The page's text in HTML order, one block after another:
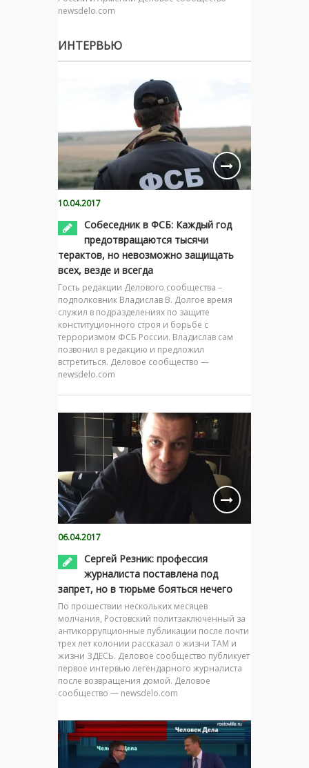
newsdelo.com
ИНТЕРВЬЮ
10.04.2017
Собеседник в ФСБ: Каждый год
предотвращаются тысячи
терактов, но невозможно защищать
всех, везде и всегда
Гость редакции Делового сообщества –
подполковник Владислав В. Долгое время
служил в подразделениях по защите
конституционного строя и борьбе с
терроризмом ФСБ России. Владислав сам
позвонил в редакцию и предложил
встретиться. Деловое сообщество —
newsdelo.com
06.04.2017
Сергей Резник: профессия
журналиста поставлена под
запрет, но в тюрьме бояться нечего
По прошествии нескольких месяцев
молчания, Ростовский политзаключенный за
антикоррупционные публикации после почти
трех лет колонии рассказал о жизни ТАМ и
жизни ЗДЕСЬ. Деловое сообщество публикует
первое интервью легендарного журналиста
после возвращения домой. Деловое
сообщество — newsdelo.com